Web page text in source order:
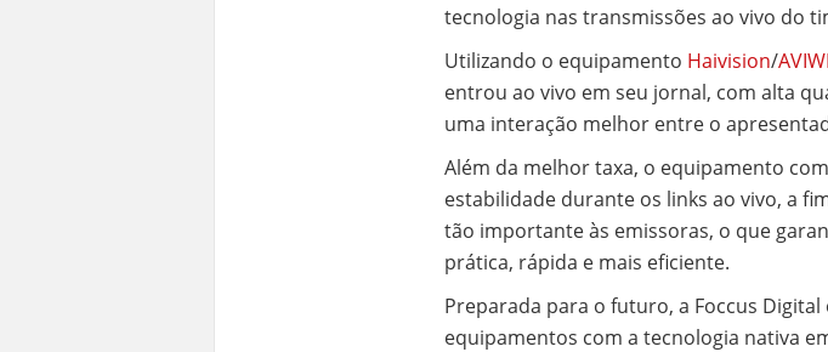
tecnologia nas transmissões ao vivo do
Utilizando o equipamento Haivision/
entrou ao vivo em seu jornal, com alta
uma interação melhor entre o
Além da melhor taxa, o equipamento
estabilidade durante os links ao vivo, a
tão importante às emissoras, o que
prática, rápida e mais eficiente.
Preparada para o futuro, a Foccus
equipamentos com a tecnologia nativa